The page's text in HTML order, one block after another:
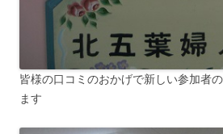
皆様の口コミのおかげで新しい参加者
ます